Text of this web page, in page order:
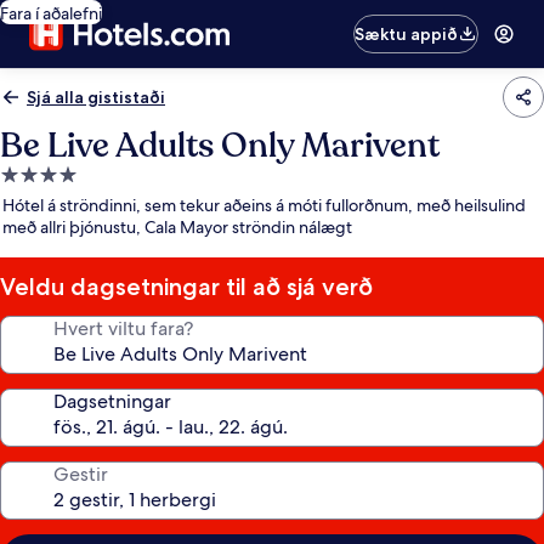
Fara í aðalefni
Sæktu appið
Sjá alla gististaði
Be Live Adults Only Marivent
4.0
stjörnu
gististaður
Hótel á ströndinni, sem tekur aðeins á móti fullorðnum, með heilsulind
með allri þjónustu, Cala Mayor ströndin nálægt
Veldu dagsetningar til að sjá verð
Hvert viltu fara?
Dagsetningar
Gestir